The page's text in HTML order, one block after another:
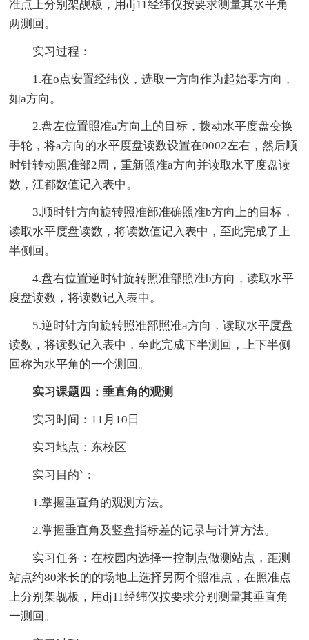
准点上分别架觇板，用dj11经纬仪按要求测量其水平角
两测回。
实习过程：
1.在o点安置经纬仪，选取一方向作为起始零方向，
如a方向。
2.盘左位置照准a方向上的目标，拨动水平度盘变换
手轮，将a方向的水平度盘读数设置在0002左右，然后顺
时针转动照准部2周，重新照准a方向并读取水平度盘读
数，江都数值记入表中。
3.顺时针方向旋转照准部准确照准b方向上的目标，
读取水平度盘读数，将读数值记入表中，至此完成了上
半侧回。
4.盘右位置逆时针旋转照准部照准b方向，读取水平
度盘读数，将读数记入表中。
5.逆时针方向旋转照准部照准a方向，读取水平度盘
读数，将读数记入表中，至此完成下半测回，上下半侧
回称为水平角的一个测回。
实习课题四：垂直角的观测
实习时间：11月10日
实习地点：东校区
实习目的`：
1.掌握垂直角的观测方法。
2.掌握垂直角及竖盘指标差的记录与计算方法。
实习任务：在校园内选择一控制点做测站点，距测
站点约80米长的的场地上选择另两个照准点，在照准点
上分别架觇板，用dj11经纬仪按要求分别测量其垂直角
一测回。